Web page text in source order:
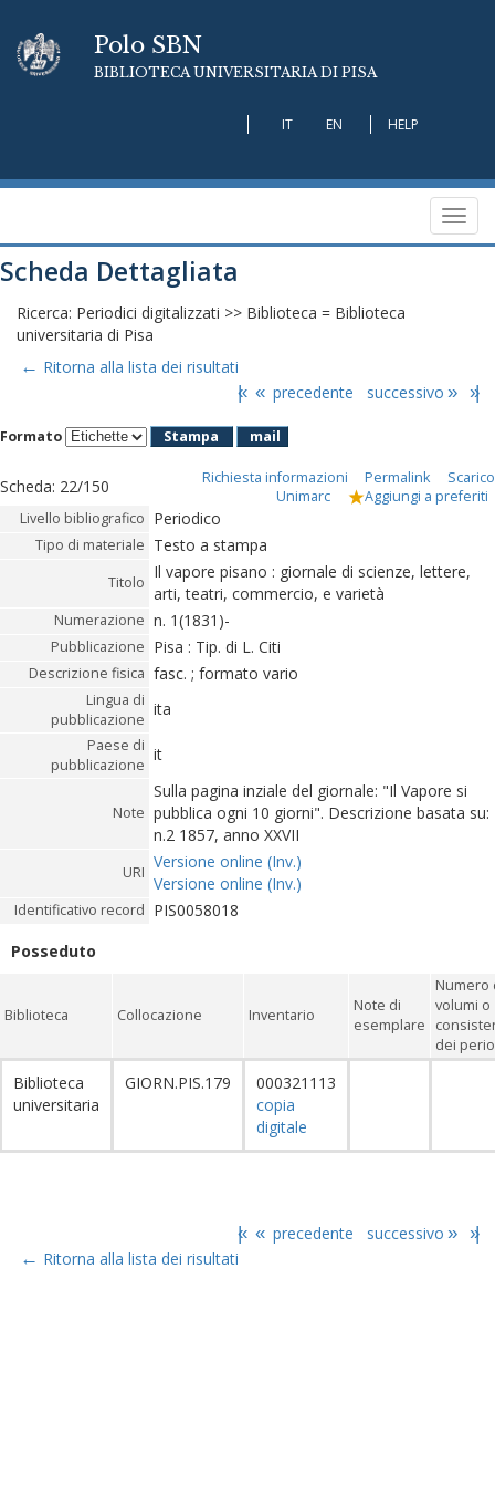
Polo SBN
BIBLIOTECA UNIVERSITARIA DI PISA
IT EN HELP
Scheda Dettagliata
Ricerca: Periodici digitalizzati >> Biblioteca = Biblioteca
universitaria di Pisa
← Ritorna alla lista dei risultati
|« « precedente successivo » »|
Formato Stampa mail
Scheda: 22/150 Richiesta informazioni Permalink
Scarico
Unimarc
Aggiungi a preferiti
Livello bibliografico Periodico
Tipo di materiale Testo a stampa
Titolo
Il vapore pisano : giornale di scienze, lettere,
arti, teatri, commercio, e varietà
Numerazione n. 1(1831)-
Pubblicazione Pisa : Tip. di L. Citi
Descrizione fisica fasc. ; formato vario
Lingua di
pubblicazione
ita
Paese di
pubblicazione
it
Note
Sulla pagina inziale del giornale: "Il Vapore si
pubblica ogni 10 giorni". Descrizione basata su:
n.2 1857, anno XXVII
URI
Versione online (Inv.)
Versione online (Inv.)
Identificativo record PIS0058018
Posseduto
Biblioteca Collocazione Inventario
Note di
esemplare
Numero
volumi o
dei
Biblioteca
universitaria
GIORN.PIS.179
000321113
copia
digitale
|« « precedente successivo » »|
← Ritorna alla lista dei risultati